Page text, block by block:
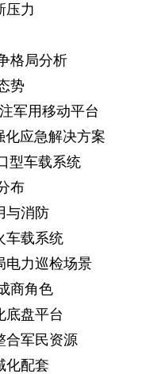
压力
格局分析
势
军用移动平台
化应急解决方案
型车载系统
布
与消防
车载系统
电力巡检场景
商角色
底盘平台
合军民资源
化配套